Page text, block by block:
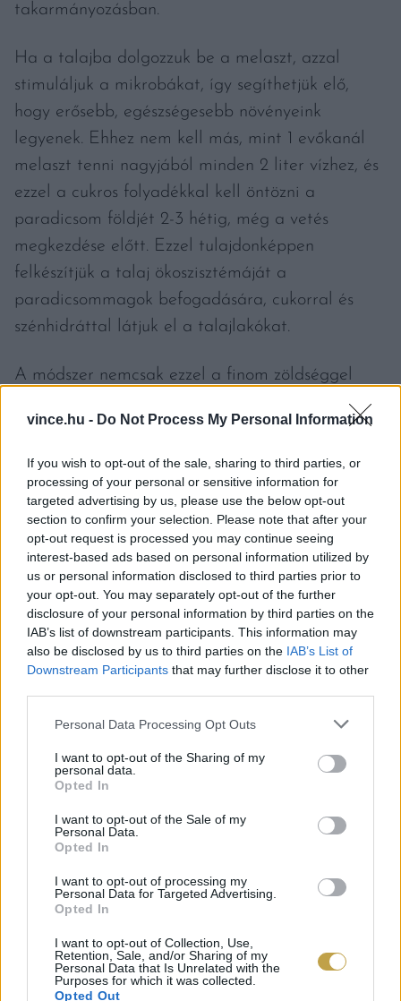
vince.hu - Do Not Process My Personal Information
If you wish to opt-out of the sale, sharing to third parties, or
processing of your personal or sensitive information for
targeted advertising by us, please use the below opt-out
section to confirm your selection. Please note that after your
opt-out request is processed you may continue seeing
interest-based ads based on personal information utilized by
us or personal information disclosed to third parties prior to
your opt-out. You may separately opt-out of the further
disclosure of your personal information by third parties on the
IAB’s list of downstream participants. This information may
also be disclosed by us to third parties on the IAB’s List of
Downstream Participants that may further disclose it to other
Please note that this website/app uses one or more Google
not limited to your visit or usage behaviour. You may click to
grant or deny consent to Google and its third-party tags to
use your data for below specified purposes in below Google
consent section.
Personal Data Processing Opt Outs
I want to opt-out of the Sharing of my
personal data.
Opted In
I want to opt-out of the Sale of my
Personal Data.
Opted In
I want to opt-out of processing my
Personal Data for Targeted Advertising.
Opted In
I want to opt-out of Collection, Use,
Retention, Sale, and/or Sharing of my
Personal Data that Is Unrelated with the
Purposes for which it was collected.
Opted Out
takarmányozásban.
Ha a talajba dolgozzuk be a melaszt, azzal
stimuláljuk a mikrobákat, így segíthetjük elő,
hogy erősebb, egészségesebb növényeink
legyenek. Ehhez nem kell más, mint 1 evőkanál
melaszt tenni nagyjából minden 2 liter vízhez, és
ezzel a cukros folyadékkal kell öntözni a
paradicsom földjét 2-3 hétig, még a vetés
megkezdése előtt. Ezzel tulajdonképpen
felkészítjük a talaj ökoszisztémáját a
paradicsommagok befogadására, cukorral és
szénhidráttal látjuk el a talajlakókat.
A módszer nemcsak ezzel a finom zöldséggel
kertünkben. A melasz további előnye, hogy a
paradicsomnak édesebb ízt kölcsönöz, és ezzel
visszaszerezzük azt az élményt, amit annyira
hiányolunk a boltban vásárolt termékeknél.
Ráadásul gyakorlatilag fillérekért jutunk hozzá a
mézédes paradicsomhoz: még ha bio melaszt is
használunk, az említett egy kanál ára nem
haladja meg a 60 forintot.